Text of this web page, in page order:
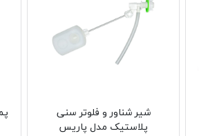
شیر شناور و فلوتر سنی
پلاستیک مدل پاریس